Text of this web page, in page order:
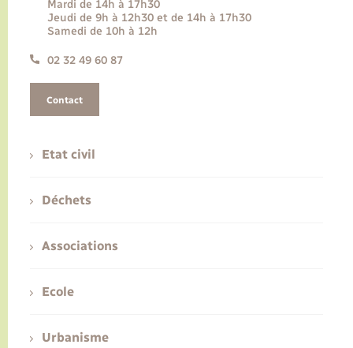
Mardi de 14h à 17h30
Jeudi de 9h à 12h30 et de 14h à 17h30
Samedi de 10h à 12h
02 32 49 60 87
Contact
Etat civil
Déchets
Associations
Ecole
Urbanisme